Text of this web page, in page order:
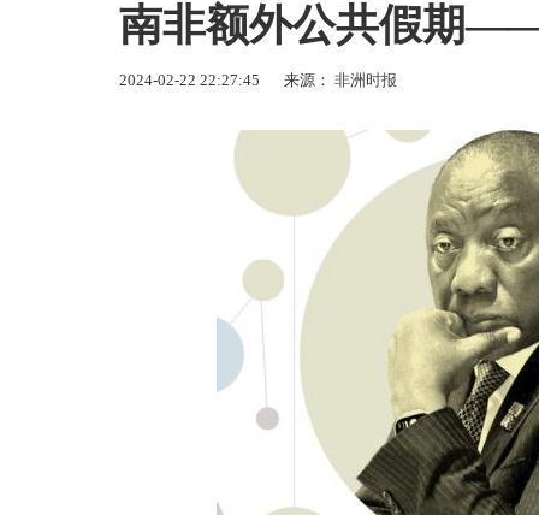
南非额外公共假期
2024-02-22 22:27:45 来源： 非洲时报